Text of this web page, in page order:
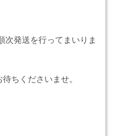
次発送を行ってまいりま
ちくださいませ。